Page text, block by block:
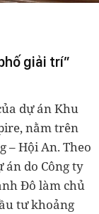
giải trí”
dự án Khu
nằm trên
– Hội An. Theo
án do Công ty
Đô làm chủ
tư khoảng